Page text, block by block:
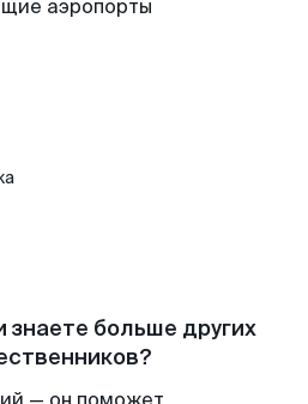
аэропорты
знаете больше других